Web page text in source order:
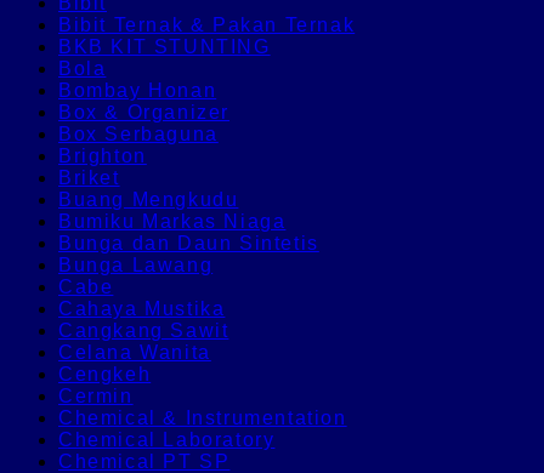
Bibit Ternak & Pakan Ternak
BKB KIT STUNTING
Bola
Bombay Honan
Box & Organizer
Box Serbaguna
Brighton
Briket
Buang Mengkudu
Bumiku Markas Niaga
Bunga dan Daun Sintetis
Bunga Lawang
Cabe
Cahaya Mustika
Cangkang Sawit
Celana Wanita
Cengkeh
Cermin
Chemical & Instrumentation
Chemical Laboratory
Chemical PT SP